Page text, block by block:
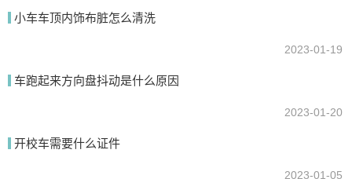
果而影响车的技能。
我要回答
小车车顶内饰布脏怎么清洗
2023-01-19
车跑起来方向盘抖动是什么原因
2023-01-20
开校车需要什么证件
2023-01-05